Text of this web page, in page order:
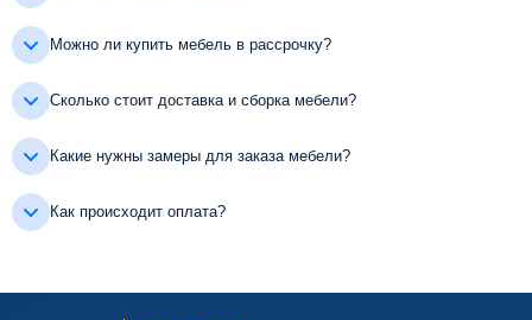
Можно ли купить мебель в рассрочку?
Сколько стоит доставка и сборка мебели?
Какие нужны замеры для заказа мебели?
Как происходит оплата?